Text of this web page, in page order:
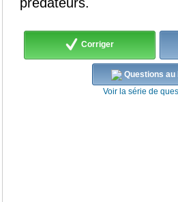
Corriger
Questions au
Voir la série de